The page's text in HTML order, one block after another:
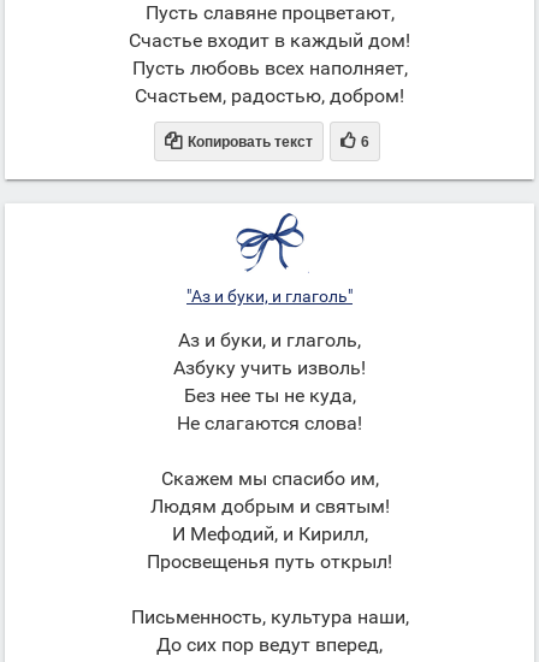
Пусть славяне процветают,
Счастье входит в каждый дом!
Пусть любовь всех наполняет,
Счастьем, радостью, добром!
 Копировать текст  6
"Аз и буки, и глаголь"
Аз и буки, и глаголь,
Азбуку учить изволь!
Без нее ты не куда,
Не слагаются слова!
Скажем мы спасибо им,
Людям добрым и святым!
И Мефодий, и Кирилл,
Просвещенья путь открыл!
Письменность, культура наши,
До сих пор ведут вперед,